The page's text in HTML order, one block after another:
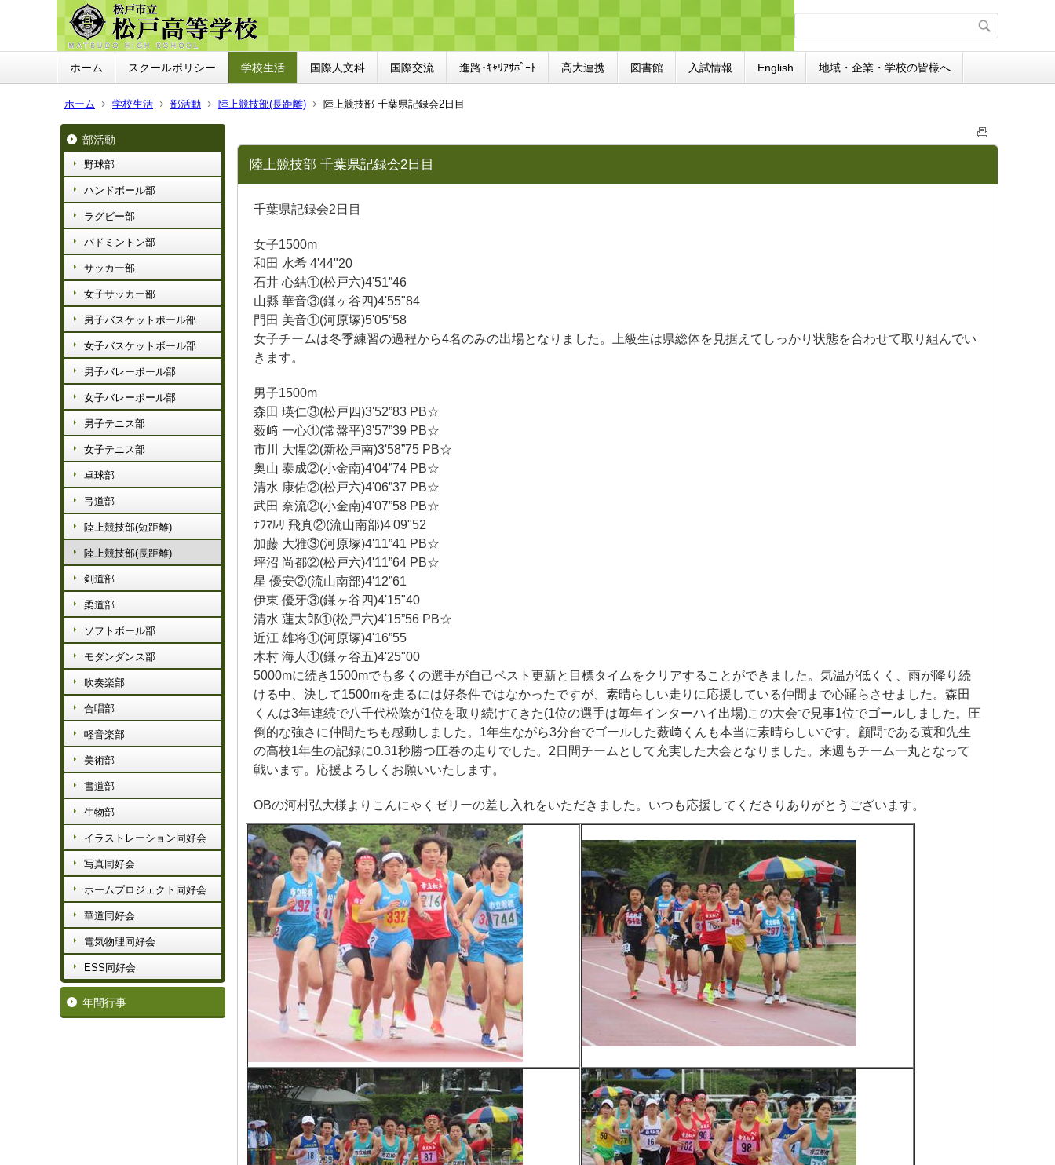
ホーム スクールポリシー 学校生活 国際人文科 国際交流 進路･ｷｬﾘｱｻﾎﾟｰﾄ 高大連携 図書館 入試情報 English 地域・企業・学校の皆様へ
ホーム 学校生活 部活動 陸上競技部(長距離) 陸上競技部 千葉県記録会2日目
部活動
野球部
ハンドボール部
ラグビー部
バドミントン部
サッカー部
女子サッカー部
男子バスケットボール部
女子バスケットボール部
男子バレーボール部
女子バレーボール部
男子テニス部
女子テニス部
卓球部
弓道部
陸上競技部(短距離)
陸上競技部(長距離)
剣道部
柔道部
ソフトボール部
モダンダンス部
吹奏楽部
合唱部
軽音楽部
美術部
書道部
生物部
イラストレーション同好会
写真同好会
ホームプロジェクト同好会
華道同好会
電気物理同好会
ESS同好会
年間行事
陸上競技部 千葉県記録会2日目
千葉県記録会2日目
女子1500m
和田 水希 4'44"20
石井 心結①(松戸六)4'51”46
山縣 華音③(鎌ヶ谷四)4'55"84
門田 美音①(河原塚)5'05”58
女子チームは冬季練習の過程から4名のみの出場となりました。上級生は県総体を見据えてしっかり状態を合わせて取り組んでい
きます。
男子1500m
森田 瑛仁③(松戸四)3'52”83 PB☆
薮﨑 一心①(常盤平)3'57”39 PB☆
市川 大惺②(新松戸南)3'58”75 PB☆
奥山 泰成②(小金南)4'04”74 PB☆
清水 康佑②(松戸六)4'06”37 PB☆
武田 奈流②(小金南)4'07”58 PB☆
ﾅﾌﾏﾙﾘ 飛真②(流山南部)4'09"52
加藤 大雅③(河原塚)4'11”41 PB☆
坪沼 尚都②(松戸六)4'11”64 PB☆
星 優安②(流山南部)4'12”61
伊東 優牙③(鎌ヶ谷四)4'15"40
清水 蓮太郎①(松戸六)4'15”56 PB☆
近江 雄将①(河原塚)4'16”55
木村 海人①(鎌ヶ谷五)4'25"00
5000mに続き1500mでも多くの選手が自己ベスト更新と目標タイムをクリアすることができました。気温が低くく、雨が降り続
ける中、決して1500mを走るには好条件ではなかったですが、素晴らしい走りに応援している仲間まで心踊らさせました。森田
くんは3年連続で八千代松陰が1位を取り続けてきた(1位の選手は毎年インターハイ出場)この大会で見事1位でゴールしました。圧
倒的な強さに仲間たちも感動しました。1年生ながら3分台でゴールした薮﨑くんも本当に素晴らしいです。顧問である蓑和先生
の高校1年生の記録に0.31秒勝つ圧巻の走りでした。2日間チームとして充実した大会となりました。来週もチーム一丸となって
戦います。応援よろしくお願いいたします。
OBの河村弘大様よりこんにゃくゼリーの差し入れをいただきました。いつも応援してくださりありがとうございます。